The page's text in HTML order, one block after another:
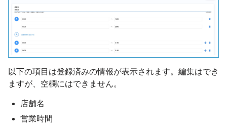
以下の項目は登録済みの情報が表示されます。編集はでき
ますが、空欄にはできません。
店舗名
営業時間